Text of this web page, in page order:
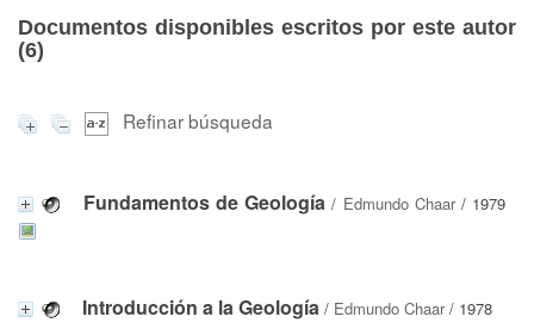
Documentos disponibles escritos por este autor
(6)
Refinar búsqueda
Fundamentos de Geología / Edmundo Chaar/ 1979
Introducción a la Geología / Edmundo Chaar/ 1978